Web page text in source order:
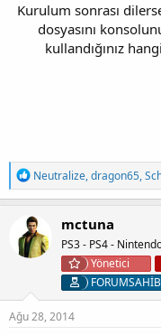
Kurulum sonrası
dosyasını
kullandığınız
T
e
p
k
i
l
e
Neutralize,dragon65,
mctuna
PS3 - PS4 -
Yönetici
Ağu 28, 2014